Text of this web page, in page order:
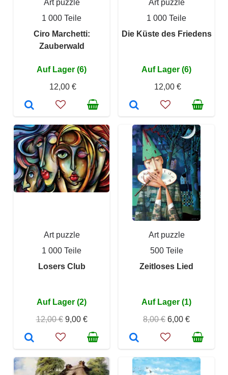
Art puzzle
1 000 Teile
Ciro Marchetti:
Zauberwald
Auf Lager (6)
12,00 €
Art puzzle
1 000 Teile
Die Küste des Friedens
Auf Lager (6)
12,00 €
Art puzzle
1 000 Teile
Losers Club
Auf Lager (2)
12,00 € 9,00 €
Art puzzle
500 Teile
Zeitloses Lied
Auf Lager (1)
8,00 € 6,00 €